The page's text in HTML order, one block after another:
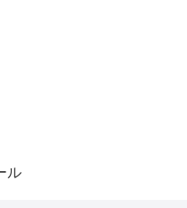
ル